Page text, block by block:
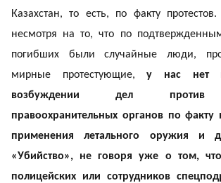
Казахстан, то есть, по факту
несмотря на то, что по
погибших были случайные люди,
мирные протестующие,у нас нет
возбуждении дел против
правоохранительных органов по факту
применения летального оружия и
«Убийство», не говоря уже о том,
полицейских или сотрудников